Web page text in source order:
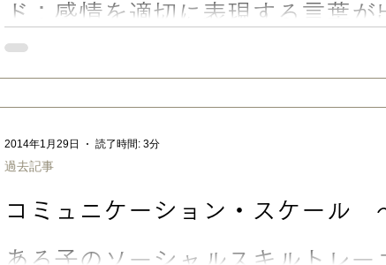
ド：感情を適切に表現する言葉が
トに役立つ視覚支援ツール 子どもが怒ったり泣いたりした時、「ど
する言葉が出にくい子のSST、アンガーマネジメント カンシャクな
クハツした時、私もなかなか冷静になれませんが… 「そうだよね〜
た？ これくらい？」 …など声かけしています。 最初のうちは「超
が、だんだん中間の気持ちも指せるようになったり、スケールがな
た、と
コミュニケーション・スケール
ある子のソーシャルスキルトレー
過去記事
2014年1月29日 読了時間: 3分